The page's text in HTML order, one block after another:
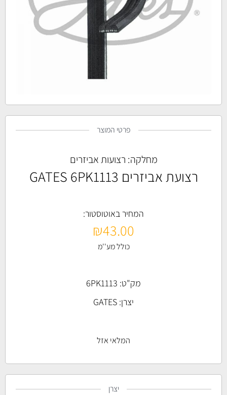
פרטי המוצר
מחלקה: רצועות אביזרים
רצועת אביזרים GATES 6PK1113
המחיר באוטוסטור:
₪43.00
כולל מע''מ
מק"ט: 6PK1113
יצרן: GATES
המלאי אזל
יצרן